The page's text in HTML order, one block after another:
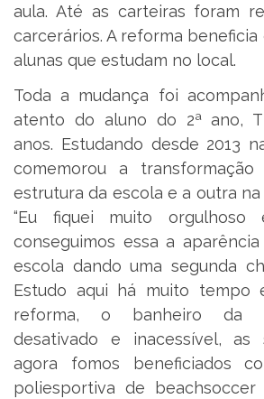
aula. Até as carteiras foram
carcerários. A reforma beneficia
alunas que estudam no local.
Toda a mudança foi
atento do aluno do 2ª ano,
anos. Estudando desde 2013
comemorou a
estrutura da escola e a outra
“Eu fiquei muito orgulhoso
conseguimos essa a
escola dando uma segunda
Estudo aqui há muito tempo
reforma, o banheiro da
desativado e inacessível, as
agora fomos beneficiados
poliesportiva de